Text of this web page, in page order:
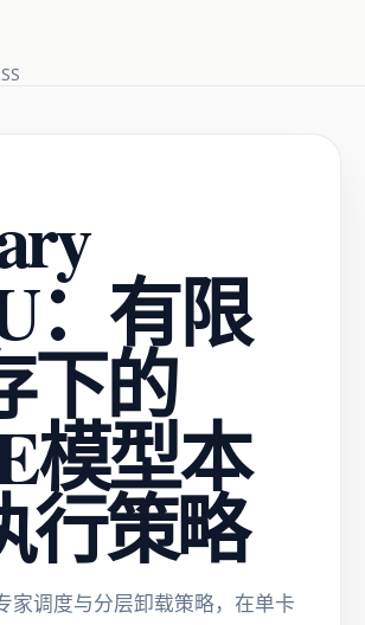
：有限
下的
模型本
行策略
家调度与分层卸载策略，在单卡